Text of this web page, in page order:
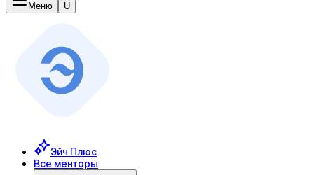
Меню U
Эйч Плюс
Все менторы